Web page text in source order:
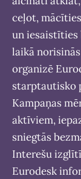
ceļot,
un iesaistīties
laikā
organizē
starptautisko
Kampaņas
aktīviem,
sniegtās
Interešu
Eurodesk